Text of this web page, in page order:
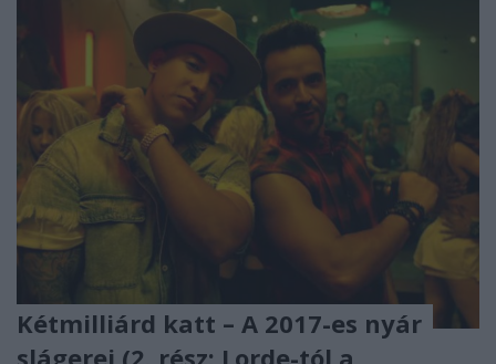
Kétmilliárd katt – A 2017-es nyár